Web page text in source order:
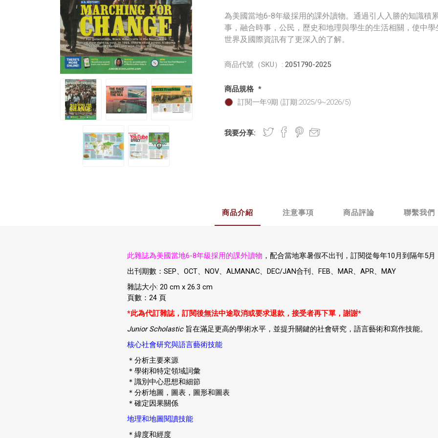
為美國當地6-8年級採用的課外讀物。通過引人入勝的知識積
事，融合時事，公民，歷史和地理與學生的生活相關，使中學
世界及國際資訊有了更深入的了解。
商品代號（SKU）: 2051790-2025
商品規格 *
訂閱一年9期 (訂期:2025/9~2026/5)
我要分享:
商品介紹 注意事項 商品評論 聯繫我們
此雜誌為美國當地6-8年級採用的課外讀物 ，配合當地寒暑假不出刊，訂閱從每年10月到隔年5月
出刊期數：SEP、OCT、NOV、ALMANAC、DEC/JAN合刊、FEB、MAR、APR、MAY
雜誌大小: 20 cm x 26.3 cm
頁數：24 頁
*此為代訂雜誌，訂閱後無法中途取消或要求退款，接受者再下單，謝謝*
Junior Scholastic旨在滿足更高的學術水平，並提升關鍵的社會研究，語言藝術和寫作技能。
核心社會研究與語言藝術技能
＊分析主要來源
＊學術和特定領域詞彙
＊識別中心思想和細節
＊分析地圖，圖表，圖形和圖表
＊確定因果關係
地理和地圖閱讀技能
＊緯度和經度